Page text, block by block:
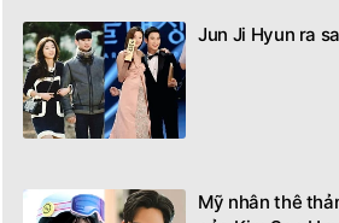
Jun Ji Hyun ra
Mỹ nhân thê